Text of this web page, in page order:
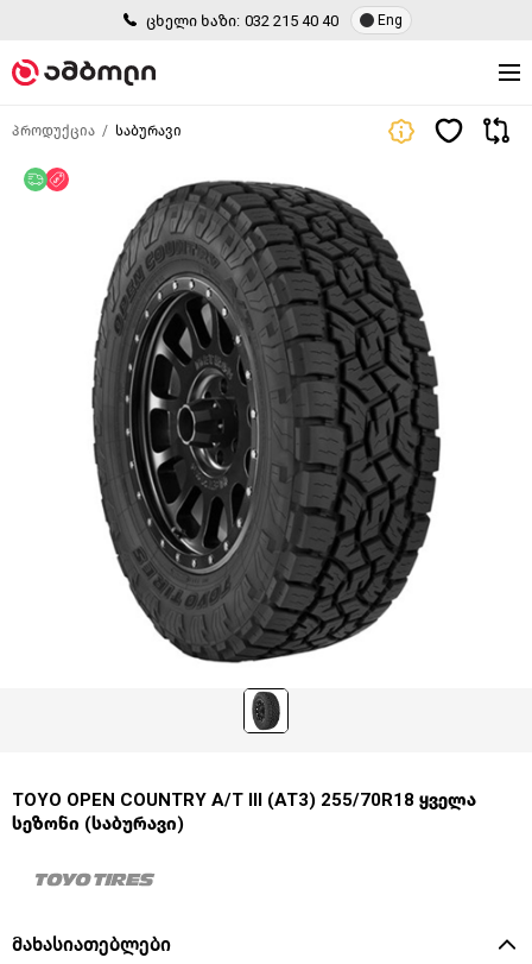
ცხელი ხაზი: 032 215 40 40 Eng
პროდუქცია საბურავი
უფასო მიწოდება
TOYO OPEN COUNTRY A/T III (AT3) 255/70R18 ყველა
სეზონი (საბურავი)
მახასიათებლები